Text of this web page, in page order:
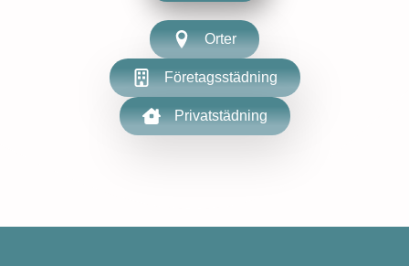
Orter
Företagsstädning
Privatstädning